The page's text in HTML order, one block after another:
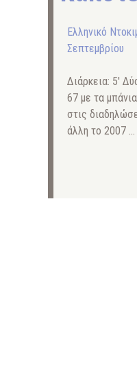
Ελληνικό
Σεπτεμβρίου
Διάρκεια: 5′
67 με τα
στις
άλλη το 2007 …